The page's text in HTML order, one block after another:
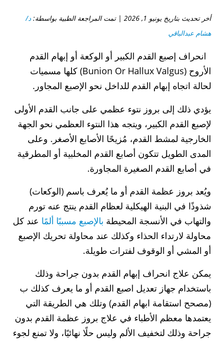
أخر تحديث بتاريخ يونيو 1, 2026 | تمت المراجعة الطبية بواسطة:
د/
هشام عبدالباقي
انحراف إصبع القدم الكبير أو الوكعة أو إبهام القدم
الأروح (Bunion Or Hallux Valgus) كلها مسميات
لحالة اتجاه إبهام القدم للداخل نحو الإصبع المجاور.
يؤدي ذلك إلى بروز نتوء عظمي على جانب القدم الأولى
لإصبع القدم الكبير، ويتجه هذا النتوء العظمي نحو الجهة
الخارجية لمشط القدم، مُزيحًا الأصابع الأصغر. وعلى
المدى الطويل تتكون أصابع القدم المخلبية أو المطرقية
في أصابع القدم الصغيرة المجاورة.
ويُعد بروز عظمة القدم أو ما يُعرف باسم (الوكعات)
شذوذًا في البنية الهيكلية لعظام القدم ينتج عنه تورم
والتهاب في الأنسجة المحيطة بالإصبع مسببًا ألمًا عند كل
محاولة لارتداء الحذاء وكذلك عند محاولة تحريك الإصبع
أو المشي أو الوقوف لفترات طويلة.
يمكن علاج انحراف إبهام القدم بدون جراحة وذلك
باستخدام جهاز تعديل اصبع القدم أو ما يعرف كذلك ب
(مصحح استقامة ابهام القدم) وتلك هي الطريقة التي
يعتمدها معظم الأطباء في علاج بروز عظمة القدم بدون
جراحة وذلك لتخفيف الألم وليس حلًا نهائيًا، ولا تمنع لجوء